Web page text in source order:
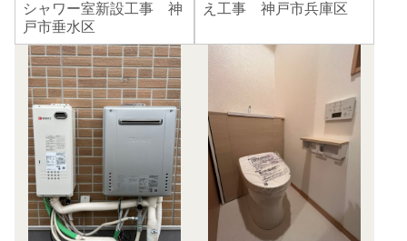
シャワー室新設工事 神
戸市垂水区
え工事 神戸市兵庫区